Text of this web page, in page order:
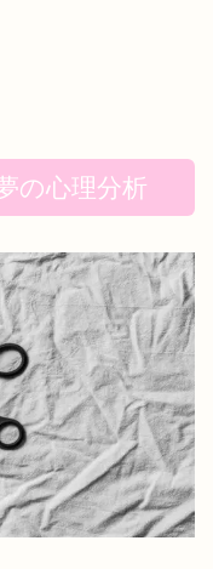
の心理分析